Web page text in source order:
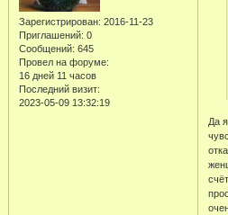
Зарегистрирован: 2016-11-23
Приглашений: 0
Сообщений: 645
Провел на форуме:
16 дней 11 часов
Последний визит:
2023-05-09 13:32:19
Да